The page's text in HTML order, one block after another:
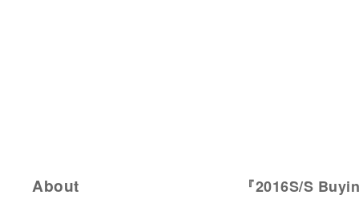
『2016S/S
About